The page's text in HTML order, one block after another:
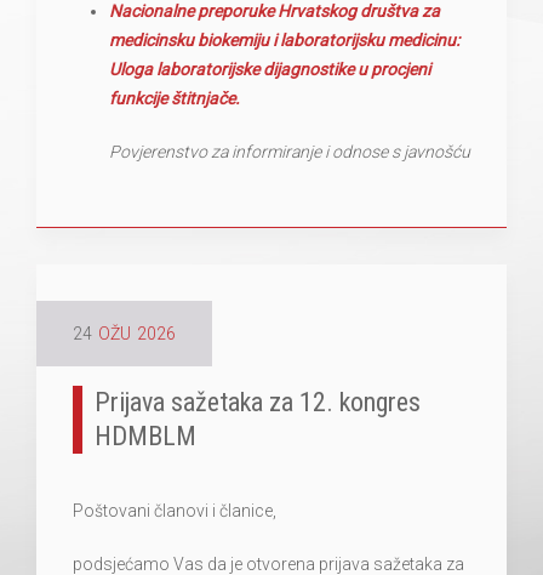
Nacionalne preporuke Hrvatskog društva za
medicinsku biokemiju i laboratorijsku medicinu:
Uloga laboratorijske dijagnostike u procjeni
funkcije štitnjače.
Povjerenstvo za informiranje i odnose s javnošću
24 OŽU 2026
Prijava sažetaka za 12. kongres
HDMBLM
Poštovani članovi i članice,
podsjećamo Vas da je otvorena prijava sažetaka za